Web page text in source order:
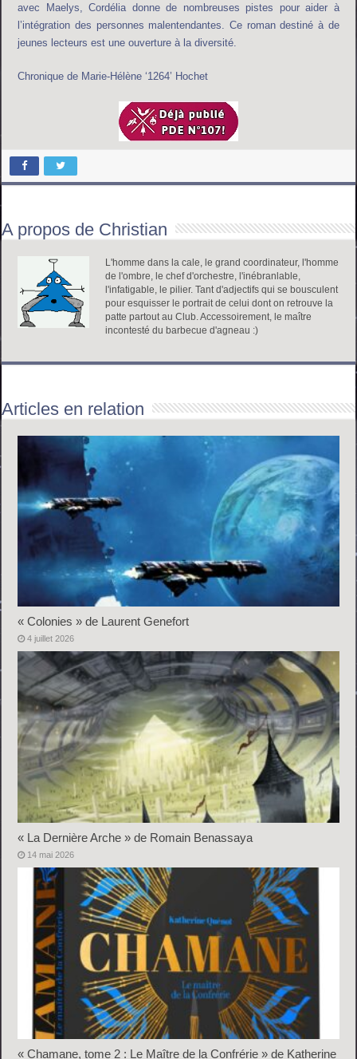
avec Maelys, Cordélia donne de nombreuses pistes pour aider à
l’intégration des personnes malentendantes. Ce roman destiné à de
jeunes lecteurs est une ouverture à la diversité.
Chronique de Marie-Hélène ‘1264’ Hochet
A propos de Christian
L'homme dans la cale, le grand coordinateur, l'homme
de l'ombre, le chef d'orchestre, l'inébranlable,
l'infatigable, le pilier. Tant d'adjectifs qui se bousculent
pour esquisser le portrait de celui dont on retrouve la
patte partout au Club. Accessoirement, le maître
incontesté du barbecue d'agneau :)
Articles en relation
« Colonies » de Laurent Genefort
4 juillet 2026
« La Dernière Arche » de Romain Benassaya
14 mai 2026
« Chamane, tome 2 : Le Maître de la Confrérie » de Katherine